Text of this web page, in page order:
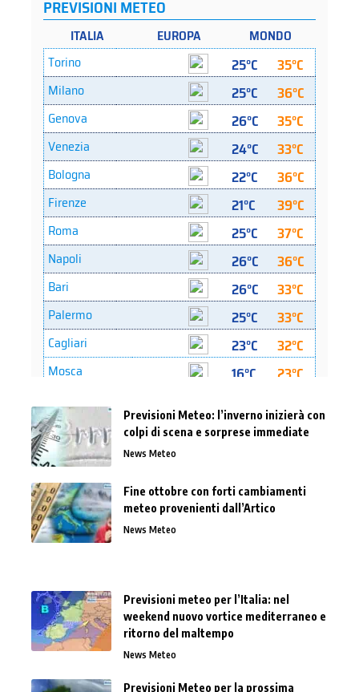
Previsioni Meteo: l’inverno inizierà con
colpi di scena e sorprese immediate
News Meteo
Fine ottobre con forti cambiamenti
meteo provenienti dall’Artico
News Meteo
Previsioni meteo per l’Italia: nel
weekend nuovo vortice mediterraneo e
ritorno del maltempo
News Meteo
Previsioni Meteo per la prossima